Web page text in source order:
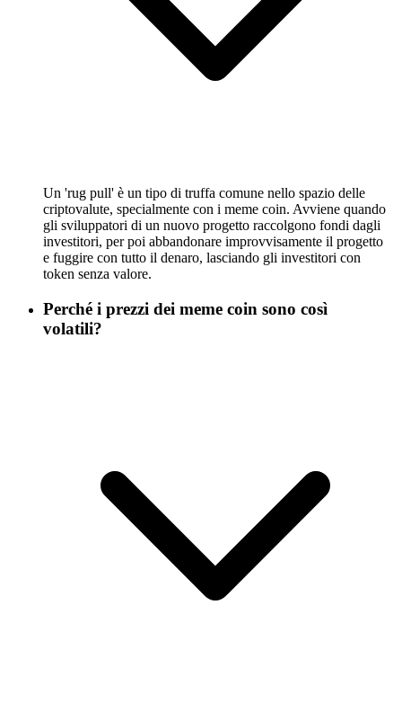
Un 'rug pull' è un tipo di truffa comune nello spazio delle
criptovalute, specialmente con i meme coin. Avviene quando
gli sviluppatori di un nuovo progetto raccolgono fondi dagli
investitori, per poi abbandonare improvvisamente il progetto
e fuggire con tutto il denaro, lasciando gli investitori con
token senza valore.
Perché i prezzi dei meme coin sono così
volatili?